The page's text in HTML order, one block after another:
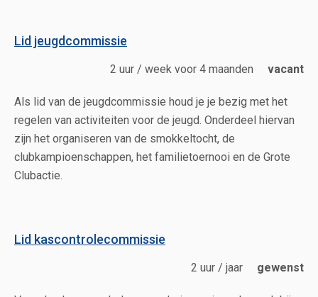
Lid jeugdcommissie
2 uur / week voor 4 maanden vacant
Als lid van de jeugdcommissie houd je je bezig met het
regelen van activiteiten voor de jeugd. Onderdeel hiervan
zijn het organiseren van de smokkeltocht, de
clubkampioenschappen, het familietoernooi en de Grote
Clubactie.
Lid kascontrolecommissie
2 uur / jaar gewenst